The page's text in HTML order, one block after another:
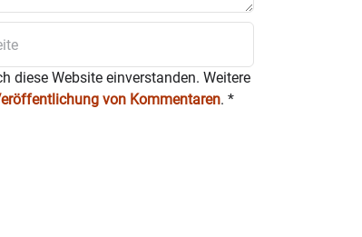
diese Website einverstanden. Weitere
von Kommentaren. *